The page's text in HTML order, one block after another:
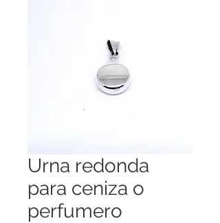
Urna redonda
para ceniza o
perfumero